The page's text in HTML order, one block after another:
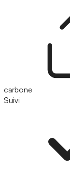
carbone
Suivi